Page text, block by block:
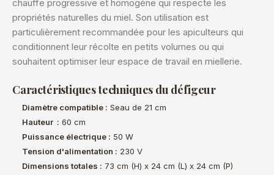
chauffe progressive et homogène qui respecte les
propriétés naturelles du miel. Son utilisation est
particulièrement recommandée pour les apiculteurs qui
conditionnent leur récolte en petits volumes ou qui
souhaitent optimiser leur espace de travail en miellerie.
Caractéristiques techniques du défigeur
Diamètre compatible : Seau de 21 cm
Hauteur : 60 cm
Puissance électrique : 50 W
Tension d'alimentation : 230 V
Dimensions totales : 73 cm (H) x 24 cm (L) x 24 cm (P)